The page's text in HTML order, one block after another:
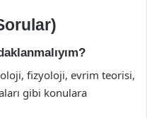
fizyoloji, evrim teorisi,
gibi konulara